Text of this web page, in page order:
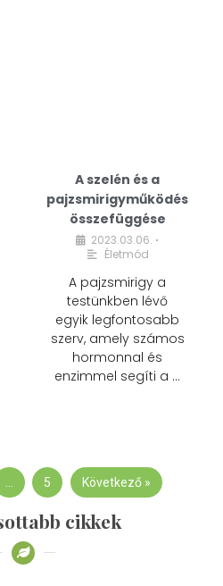
A szelén és a
pajzsmirigyműködés
összefüggése
2023.03.06. •
Életmód
A pajzsmirigy a
testünkben lévő
egyik legfontosabb
szerv, amely számos
hormonnal és
enzimmel segíti a …
… 5 Következő »
cikkek